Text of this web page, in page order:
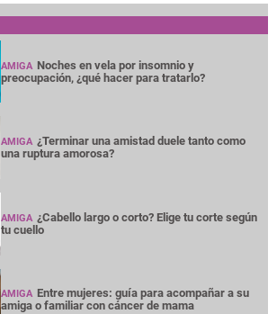
AMIGA Noches en vela por insomnio y
preocupación, ¿qué hacer para tratarlo?
AMIGA ¿Terminar una amistad duele tanto como
una ruptura amorosa?
AMIGA ¿Cabello largo o corto? Elige tu corte según
tu cuello
AMIGA Entre mujeres: guía para acompañar a su
amiga o familiar con cáncer de mama